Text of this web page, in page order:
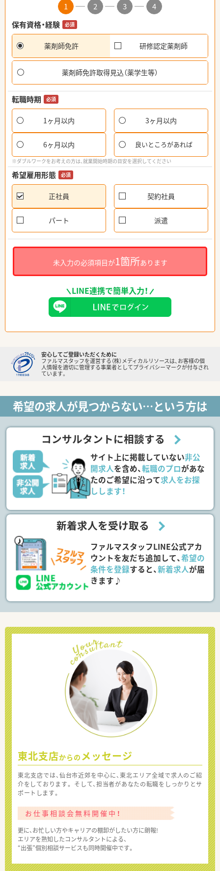
1 2 3
4
保有資格・経験
必須
薬剤師免許 研修認定薬剤師
薬剤師免許取得見込（薬学生等）
転職時期 必須
1ヶ月以内 3ヶ月以内
6ヶ月以内 良いところがあれば
※ダブルワークをお考えの方は、就業開始時期の目安を選択してください
希望雇用形態 必須
正社員 契約社員
パート 派遣
未入力の必須項目が1箇所あります
LINE連携で簡単入力！
安心してご登録いただくために
ファルマスタッフを運営する（株）メディカルリソースは、お客様の個
人情報を適切に管理する事業者としてプライバシーマークが付与され
ています。
希望の求人が見つからない…という方は
コンサルタントに相談する
サイト上に掲載していない非公
開求人を含め、転職のプロがあな
たのご希望に沿って求人をお探
しします！
新着求人を受け取る
ファルマスタッフLINE公式アカ
ウントを友だち追加して、希望の
条件を登録すると、新着求人が届
きます♪
東北支店からの メッセージ
東北支店では、仙台市近郊を中心に、東北エリア全域で求人のご紹
介をしております。 そして、担当者があなたの転職をしっかりとサ
ポートします。
お仕事相談会無料開催中！
更に、お忙しい方やキャリアの棚卸がしたい方に朗報!
エリアを熟知したコンサルタントによる、
“出張”個別相談サービスも同時開催中です。